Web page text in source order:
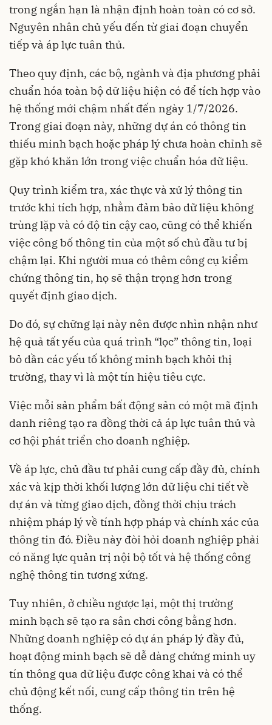
trong ngắn hạn là nhận định hoàn toàn có cơ sở.
Nguyên nhân chủ yếu đến từ giai đoạn chuyển
tiếp và áp lực tuân thủ.
Theo quy định, các bộ, ngành và địa phương phải
chuẩn hóa toàn bộ dữ liệu hiện có để tích hợp vào
hệ thống mới chậm nhất đến ngày 1/7/2026.
Trong giai đoạn này, những dự án có thông tin
thiếu minh bạch hoặc pháp lý chưa hoàn chỉnh sẽ
gặp khó khăn lớn trong việc chuẩn hóa dữ liệu.
Quy trình kiểm tra, xác thực và xử lý thông tin
trước khi tích hợp, nhằm đảm bảo dữ liệu không
trùng lặp và có độ tin cậy cao, cũng có thể khiến
việc công bố thông tin của một số chủ đầu tư bị
chậm lại. Khi người mua có thêm công cụ kiểm
chứng thông tin, họ sẽ thận trọng hơn trong
quyết định giao dịch.
Do đó, sự chững lại này nên được nhìn nhận như
hệ quả tất yếu của quá trình “lọc” thông tin, loại
bỏ dần các yếu tố không minh bạch khỏi thị
trường, thay vì là một tín hiệu tiêu cực.
Việc mỗi sản phẩm bất động sản có một mã định
danh riêng tạo ra đồng thời cả áp lực tuân thủ và
cơ hội phát triển cho doanh nghiệp.
Về áp lực, chủ đầu tư phải cung cấp đầy đủ, chính
xác và kịp thời khối lượng lớn dữ liệu chi tiết về
dự án và từng giao dịch, đồng thời chịu trách
nhiệm pháp lý về tính hợp pháp và chính xác của
thông tin đó. Điều này đòi hỏi doanh nghiệp phải
có năng lực quản trị nội bộ tốt và hệ thống công
nghệ thông tin tương xứng.
Tuy nhiên, ở chiều ngược lại, một thị trường
minh bạch sẽ tạo ra sân chơi công bằng hơn.
Những doanh nghiệp có dự án pháp lý đầy đủ,
hoạt động minh bạch sẽ dễ dàng chứng minh uy
tín thông qua dữ liệu được công khai và có thể
chủ động kết nối, cung cấp thông tin trên hệ
thống.